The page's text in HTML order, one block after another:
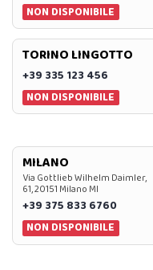
NON DISPONIBILE
TORINO LINGOTTO
+39 335 123 456
NON DISPONIBILE
MILANO
Via Gottlieb Wilhelm Daimler,
61, 20151 Milano MI
+39 375 833 6760
NON DISPONIBILE